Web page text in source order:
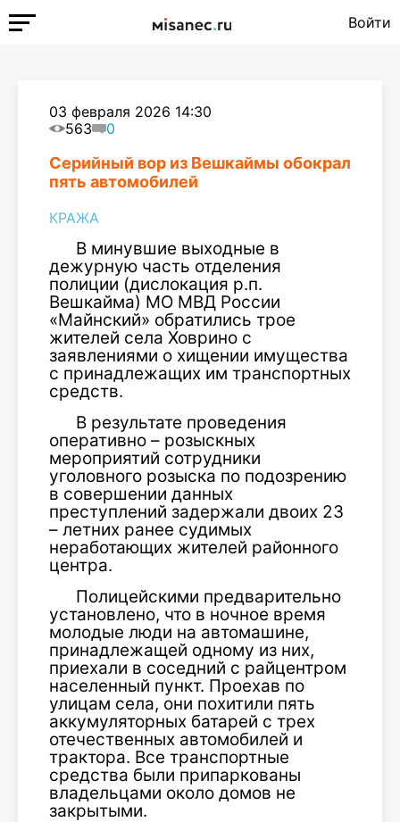
Войти
03 февраля 2026 14:30
563
0
Серийный вор из Вешкаймы обокрал
пять автомобилей
КРАЖА
В минувшие выходные в
дежурную часть отделения
полиции (дислокация р.п.
Вешкайма) МО МВД России
«Майнский» обратились трое
жителей села Ховрино с
заявлениями о хищении имущества
с принадлежащих им транспортных
средств.
В результате проведения
оперативно – розыскных
мероприятий сотрудники
уголовного розыска по подозрению
в совершении данных
преступлений задержали двоих 23
– летних ранее судимых
неработающих жителей районного
центра.
Полицейскими предварительно
установлено, что в ночное время
молодые люди на автомашине,
принадлежащей одному из них,
приехали в соседний с райцентром
населенный пункт. Проехав по
улицам села, они похитили пять
аккумуляторных батарей с трех
отечественных автомобилей и
трактора. Все транспортные
средства были припаркованы
владельцами около домов не
закрытыми.